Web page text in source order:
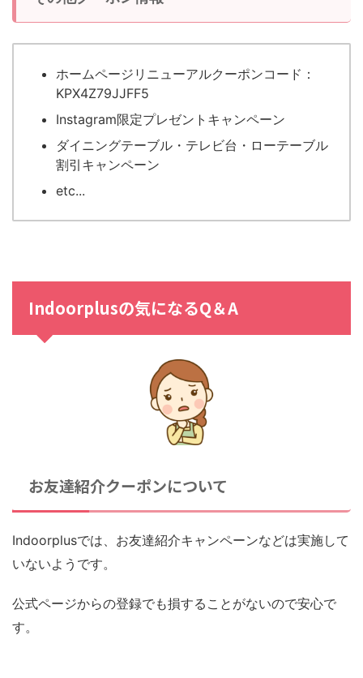
ホームページリニューアルクーポンコード：
KPX4Z79JJFF5
Instagram限定プレゼントキャンペーン
ダイニングテーブル・テレビ台・ローテーブル
割引キャンペーン
etc...
Indoorplusの気になるQ＆A
お友達紹介クーポンについて
Indoorplusでは、お友達紹介キャンペーンなどは実施して
いないようです。
公式ページからの登録でも損することがないので安心で
す。